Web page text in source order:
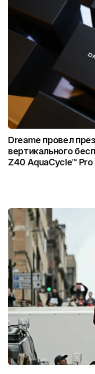
Dreame провел
вертикального
Z40 AquaCycle™